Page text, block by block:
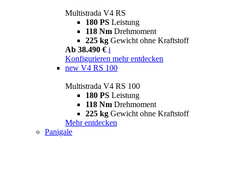
Multistrada V4 RS
180 PS Leistung
118 Nm Drehmoment
225 kg Gewicht ohne Kraftstoff
Ab 38.490 € i
Konfigurieren mehr entdecken
new V4 RS 100
Multistrada V4 RS 100
180 PS Leistung
118 Nm Drehmoment
225 kg Gewicht ohne Kraftstoff
Mehr entdecken
Panigale